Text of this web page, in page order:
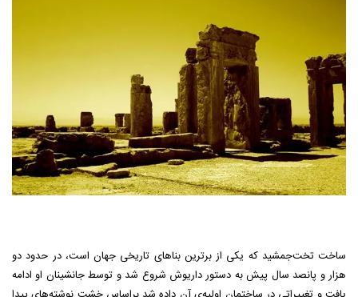
ساخت تخت‌جمشید که یکی از برترین بنا‌های تاریخی جهان است، در حدود دو
هزار و پانصد سال پیش به دستور داریوش شروع شد و توسط جانشینان او ادامه